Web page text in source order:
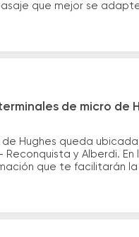
que mejor se
de micro de
de Hughes queda
Reconquista y Alberdi.
que te facilitarán